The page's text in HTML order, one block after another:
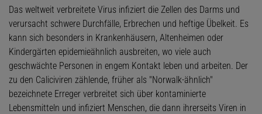
Das weltweit verbreitete Virus infiziert die Zellen des Darms und
verursacht schwere Durchfälle, Erbrechen und heftige Übelkeit. Es
kann sich besonders in Krankenhäusern, Altenheimen oder
Kindergärten epidemieähnlich ausbreiten, wo viele auch
geschwächte Personen in engem Kontakt leben und arbeiten. Der
zu den Caliciviren zählende, früher als "Norwalk-ähnlich"
bezeichnete Erreger verbreitet sich über kontaminierte
Lebensmitteln und infiziert Menschen, die dann ihrerseits Viren in